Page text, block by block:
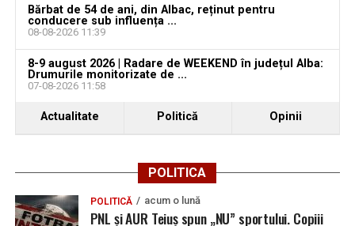
vacante
Locuri de muncă în Galda de Jos, disponibile la 4
august 2026. AJOFM Alba a publicat lista posturilor
vacante
Locuri de muncă în Teiuș, disponibile la 4 august
2026. AJOFM Alba a publicat lista posturilor
vacante
Bărbat de 30 de ani din Galda de Jos, reținut după
ce și-ar fi agresat și violat partenera
Bărbat de 54 de ani, din Albac, reținut pentru
conducere sub influența ...
08-08-2026 11:39
8-9 august 2026 | Radare de WEEKEND în județul Alba:
Drumurile monitorizate de ...
07-08-2026 11:58
Actualitate Politică Opinii
POLITICA
POLITICĂ acum o lună
PNL și AUR Teiuș spun „NU” sportului. Copiii